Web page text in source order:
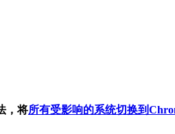
，将所有受影响的系统切换到